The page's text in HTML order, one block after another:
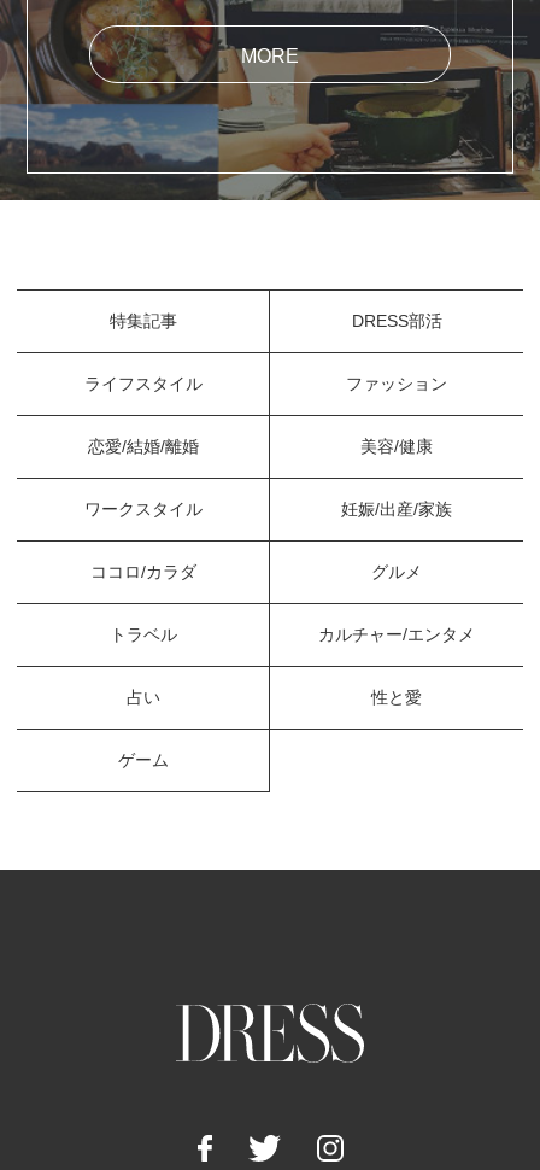
MORE
特集記事 DRESS部活
ライフスタイル ファッション
恋愛/結婚/離婚 美容/健康
ワークスタイル 妊娠/出産/家族
ココロ/カラダ グルメ
トラベル カルチャー/エンタメ
占い 性と愛
ゲーム